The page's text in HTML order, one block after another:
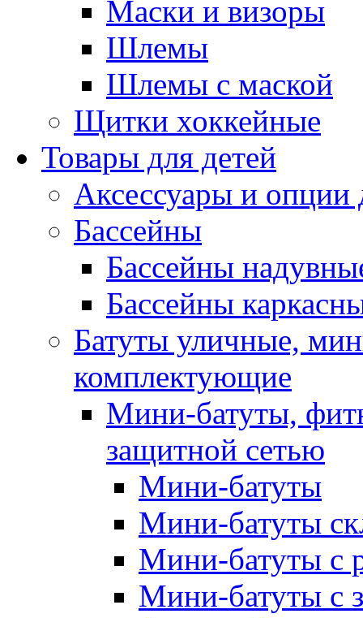
Маски и визоры
Шлемы
Шлемы с маской
Щитки хоккейные
Товары для детей
Аксессуары и опции
Бассейны
Бассейны
Бассейны
Батуты уличные,
комплектующие
Мини-батуты,
защитной сетью
Мини-батуты
Мини-батуты
Мини-батуты с
Мини-батуты с